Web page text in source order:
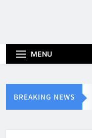
MENU
BREAKING NEWS